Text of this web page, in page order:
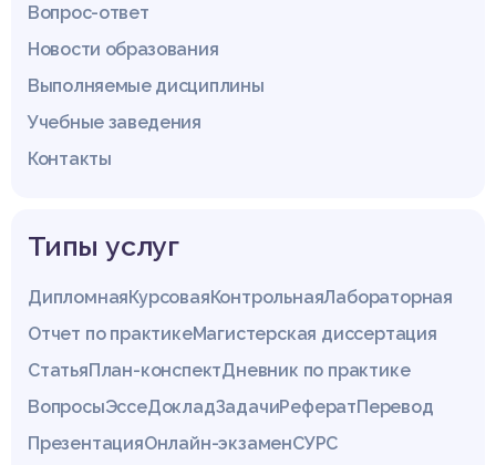
Вопрос-ответ
Новости образования
Выполняемые дисциплины
Учебные заведения
Контакты
Типы услуг
ДипломнаяКурсоваяКонтрольнаяЛабораторная
Отчет по практикеМагистерская диссертация
СтатьяПлан-конспектДневник по практике
ВопросыЭссеДокладЗадачиРефератПеревод
ПрезентацияОнлайн-экзаменСУРС